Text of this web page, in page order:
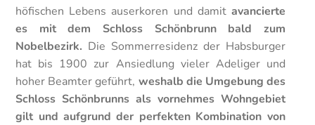
höfischen Lebens auserkoren und damit avancierte
es mit dem Schloss Schönbrunn bald zum
Nobelbezirk. Die Sommerresidenz der Habsburger
hat bis 1900 zur Ansiedlung vieler Adeliger und
hoher Beamter geführt, weshalb die Umgebung des
Schloss Schönbrunns als vornehmes Wohngebiet
gilt und aufgrund der perfekten Kombination von